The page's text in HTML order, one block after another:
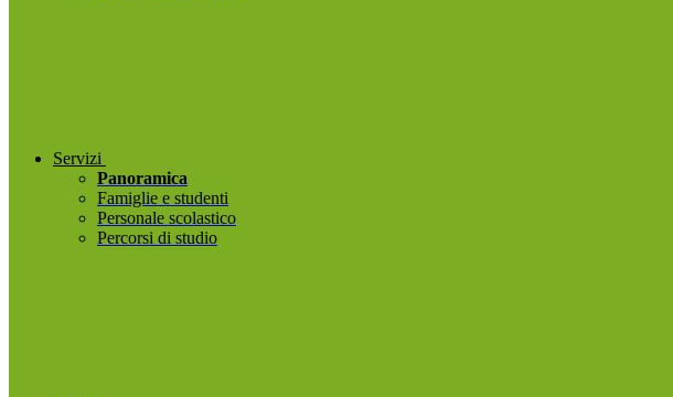
Servizi
Panoramica
Famiglie e studenti
Personale scolastico
Percorsi di studio